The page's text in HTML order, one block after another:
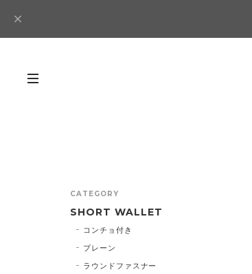
CATEGORY
SHORT WALLET
コンチョ付き
プレーン
ラウンドファスナー